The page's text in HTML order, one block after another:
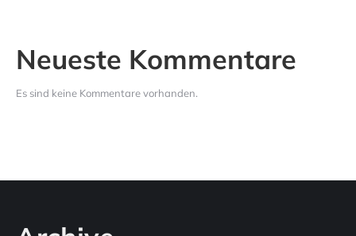
Neueste Kommentare
Es sind keine Kommentare vorhanden.